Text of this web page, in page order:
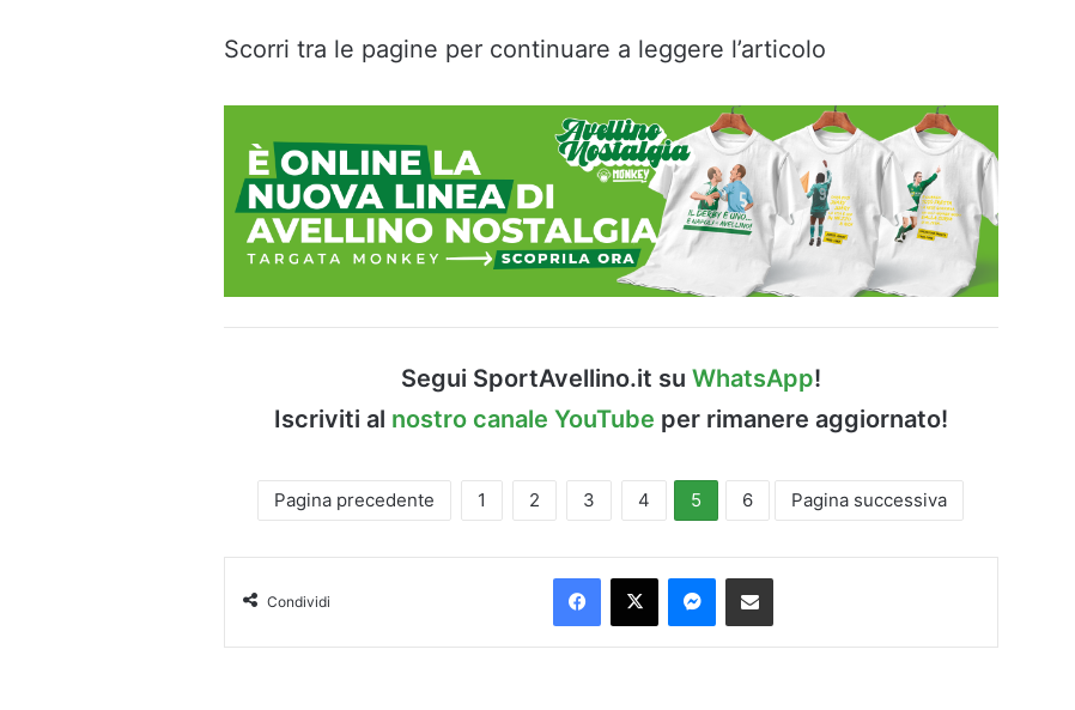
Scorri tra le pagine per continuare a leggere l’articolo
Segui SportAvellino.it su WhatsApp!
Iscriviti al nostro canale YouTube per rimanere aggiornato!
Pagina precedente 1 2 3 4 5 6 Pagina successiva
Condividi
Facebook
X Messenger
Condividi via Email